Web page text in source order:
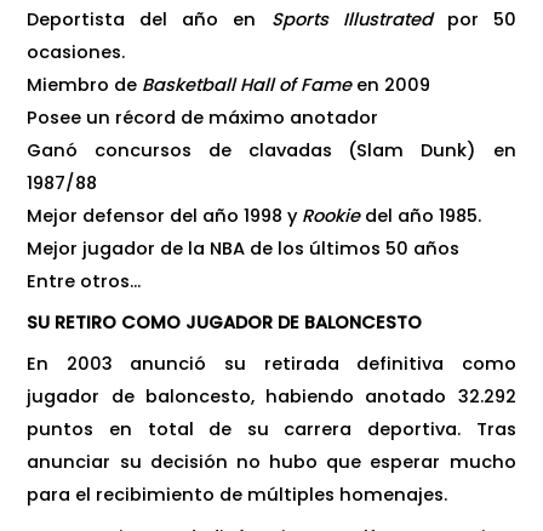
Deportista del año en Sports Illustratedpor 50
ocasiones.
Miembro de Basketball Hall of Fameen 2009
Posee un récord de máximo anotador
Ganó concursos de clavadas (Slam Dunk) en
1987/88
Mejor defensor del año 1998 y Rookiedel año 1985.
Mejor jugador de la NBA de los últimos 50 años
Entre otros…
SU RETIRO COMO JUGADOR DE BALONCESTO
En 2003 anunció su retirada definitiva como
jugador de baloncesto, habiendo anotado 32.292
puntos en total de su carrera deportiva. Tras
anunciar su decisión no hubo que esperar mucho
para el recibimiento de múltiples homenajes.